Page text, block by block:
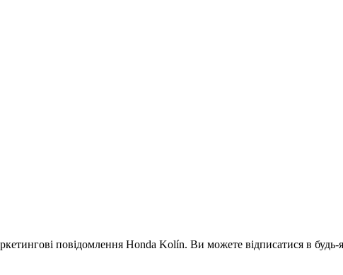
повідомлення Honda Kolín. Ви можете відписатися в